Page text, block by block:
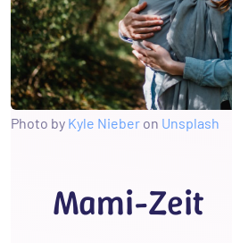
Photo by Kyle Nieber on Unsplash
Mami-Zeit